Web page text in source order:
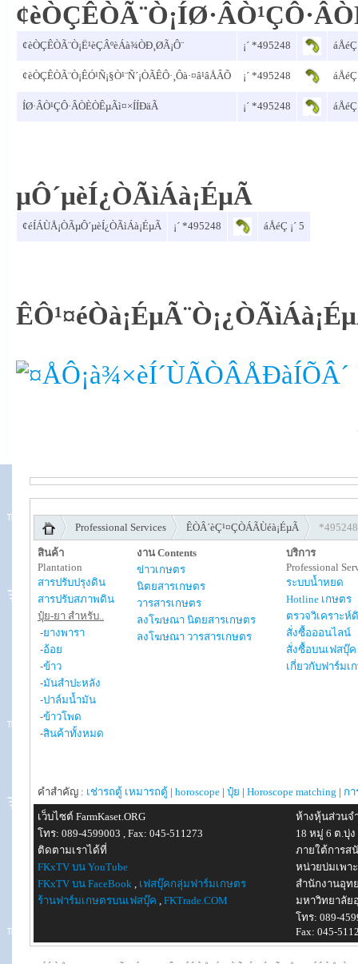
¢èÒÇÊÒÃ¨Ò¡Ë¹èÇÂºèÁà¾ÒÐ¸ØÃ¡Ô¨ ¡´ *495248 áÅéÇ
¢èÒÇÊÒÃ¨Ò¡ÊÓ¹Ñ¡§Ò¹¨Ñ´¡ÒÃÊÔ·¸Ôà·¤â¹âÅÂÕ ¡´ *495248 áÅéÇ
ÍØ·ÂÒ¹ÇÔ·ÂÒÈÒÊµÃì¤×ÍÍÐäÃ ¡´ *495248 áÅéÇ
µÔ´µèÍ¿ÒÃìÁà¡ÉµÃ
¢éÍÁÙÅ¡ÒÃµÔ´µèÍ¿ÒÃìÁà¡ÉµÃ ¡´ *495248 áÅéÇ ¡´ 5
Professional Services ÊÒÂ´èÇ¹¤ÇÒÁÃÙéà¡ÉµÃ *495248
สินค้า
Plantation
สารปรับปรุงดิน
สารปรับสภาพดิน
ปุ๋ย-ยา สำหรับ..
-ยางพารา
-อ้อย
-ข้าว
-มันสำปะหลัง
-ปาล์มน้ำมัน
-ข้าวโพด
-สินค้าทั้งหมด
งาน Contents
ข่าวเกษตร
นิตยสารเกษตร
วารสารเกษตร
ลงโฆษณา นิตยสารเกษตร
ลงโฆษณา วารสารเกษตร
บริการ
Professional
ระบบน้ำหยด
Hotline เกษตร
ตรวจวิเคราะห์
สั่งซื้อออนไลน์
สั่งซื้อบนเฟสบุ๊ค
เกี่ยวกับฟาร์มเ
คำสำคัญ : เช่ารถตู้ เหมารถตู้ | horoscope | ปุ๋ย | Horoscope matching | ก
เว็บไซต์ FarmKaset.ORG
โทร: 089-4599003 , Fax: 045-511273
ติดตามเราได้ที่
FKxTV บน YouTube
FKxTV บน FaceBook , เฟสบุ๊คกลุ่มฟาร์มเกษตร
ร้านฟาร์มเกษตรบนเฟสบุ๊ค , FKTrade.COM
ห้างหุ้นส่วนจ
18 หมู่ 6 ต.บุ่
ภายใต้การส
หน่วยบ่มเพา
สำนักงานอุท
มหาวิทยาลัย
โทร: 089-
Fax: 045-